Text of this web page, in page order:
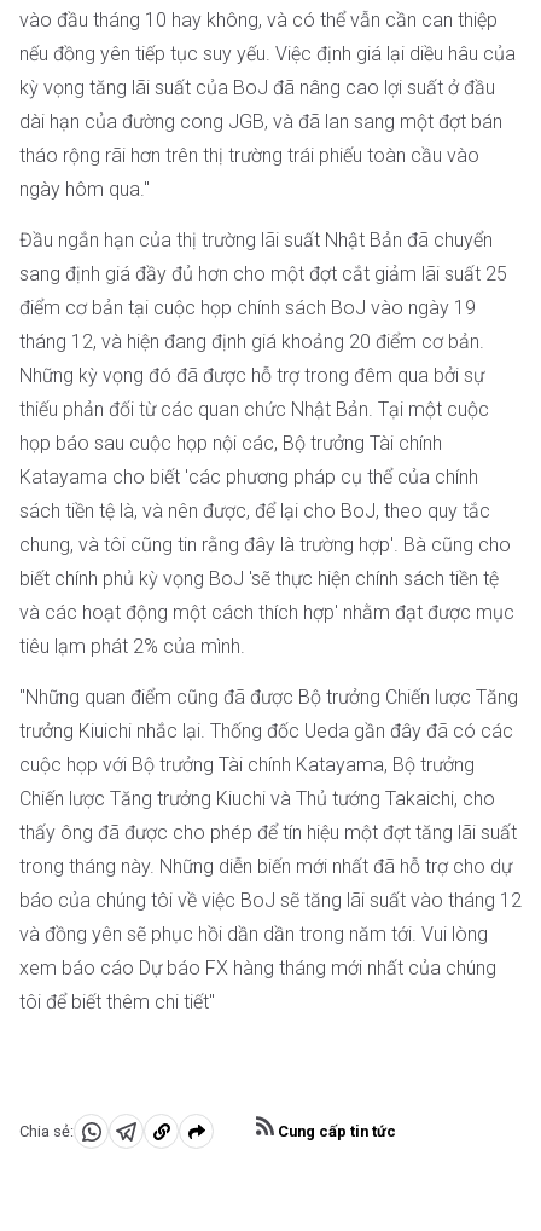
vào đầu tháng 10 hay không, và có thể vẫn cần can thiệp
nếu đồng yên tiếp tục suy yếu. Việc định giá lại diều hâu của
kỳ vọng tăng lãi suất của BoJ đã nâng cao lợi suất ở đầu
dài hạn của đường cong JGB, và đã lan sang một đợt bán
tháo rộng rãi hơn trên thị trường trái phiếu toàn cầu vào
ngày hôm qua."
Đầu ngắn hạn của thị trường lãi suất Nhật Bản đã chuyển
sang định giá đầy đủ hơn cho một đợt cắt giảm lãi suất 25
điểm cơ bản tại cuộc họp chính sách BoJ vào ngày 19
tháng 12, và hiện đang định giá khoảng 20 điểm cơ bản.
Những kỳ vọng đó đã được hỗ trợ trong đêm qua bởi sự
thiếu phản đối từ các quan chức Nhật Bản. Tại một cuộc
họp báo sau cuộc họp nội các, Bộ trưởng Tài chính
Katayama cho biết 'các phương pháp cụ thể của chính
sách tiền tệ là, và nên được, để lại cho BoJ, theo quy tắc
chung, và tôi cũng tin rằng đây là trường hợp'. Bà cũng cho
biết chính phủ kỳ vọng BoJ 'sẽ thực hiện chính sách tiền tệ
và các hoạt động một cách thích hợp' nhằm đạt được mục
tiêu lạm phát 2% của mình.
"Những quan điểm cũng đã được Bộ trưởng Chiến lược Tăng
trưởng Kiuichi nhắc lại. Thống đốc Ueda gần đây đã có các
cuộc họp với Bộ trưởng Tài chính Katayama, Bộ trưởng
Chiến lược Tăng trưởng Kiuchi và Thủ tướng Takaichi, cho
thấy ông đã được cho phép để tín hiệu một đợt tăng lãi suất
trong tháng này. Những diễn biến mới nhất đã hỗ trợ cho dự
báo của chúng tôi về việc BoJ sẽ tăng lãi suất vào tháng 12
và đồng yên sẽ phục hồi dần dần trong năm tới. Vui lòng
xem báo cáo Dự báo FX hàng tháng mới nhất của chúng
tôi để biết thêm chi tiết"
Chia sẻ:
Chia Chia Sao
Cung cấp tin tức